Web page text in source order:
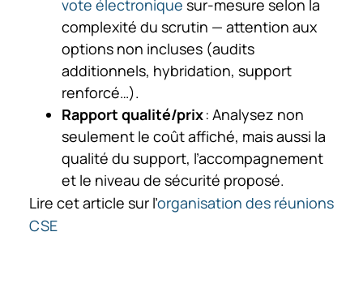
vote électronique sur-mesure selon la
complexité du scrutin — attention aux
options non incluses (audits
additionnels, hybridation, support
renforcé…).
Rapport qualité/prix: Analysez non
seulement le coût affiché, mais aussi la
qualité du support, l’accompagnement
et le niveau de sécurité proposé.
Lire cet article sur l’organisation des réunions
CSE